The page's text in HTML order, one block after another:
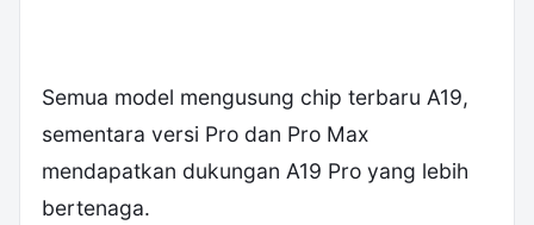
Semua model mengusung chip terbaru A19,
sementara versi Pro dan Pro Max
mendapatkan dukungan A19 Pro yang lebih
bertenaga.